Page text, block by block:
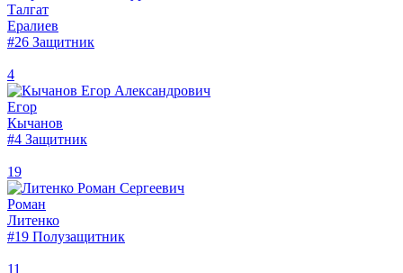
Талгат
Ералиев
#26 Защитник
4
Егор
Кычанов
#4 Защитник
19
Роман
Литенко
#19 Полузащитник
11